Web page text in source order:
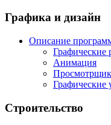
Графика и дизайн
Описание
Графические
Анимация
Графические
Строительство